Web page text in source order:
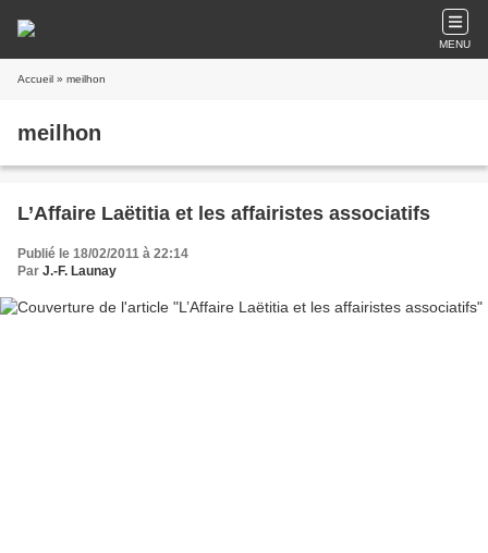
MENU
Accueil » meilhon
meilhon
L’Affaire Laëtitia et les affairistes associatifs
Publié le 18/02/2011 à 22:14
Par J.-F. Launay